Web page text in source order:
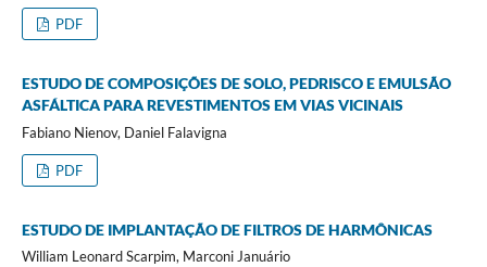
PDF
ESTUDO DE COMPOSIÇÕES DE SOLO, PEDRISCO E EMULSÃO
ASFÁLTICA PARA REVESTIMENTOS EM VIAS VICINAIS
Fabiano Nienov, Daniel Falavigna
PDF
ESTUDO DE IMPLANTAÇÃO DE FILTROS DE HARMÔNICAS
William Leonard Scarpim, Marconi Januário